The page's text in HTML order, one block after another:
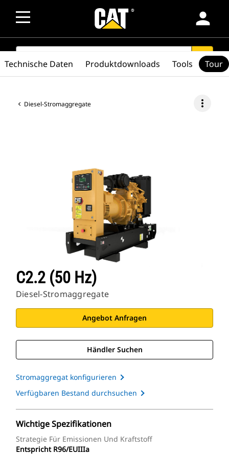
person
SEARCH search
Diesel-Stromaggregate more_vert
C2.2 (50 Hz)
Diesel-Stromaggregate
Angebot Anfragen
Händler Suchen
Stromaggregat konfigurieren
Verfügbaren Bestand durchsuchen
Wichtige Spezifikationen
Strategie Für Emissionen Und Kraftstoff
Entspricht R96/EUIIIa
Technische Daten Produktdownloads Tools Tour